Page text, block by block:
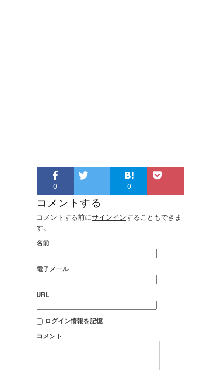
0 0
コメントする
コメントする前にサインインすることもできま
す。
名前
電子メール
URL
ログイン情報を記憶
コメント